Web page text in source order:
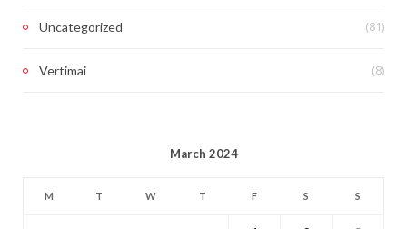
Uncategorized (81)
Vertimai (8)
March 2024
M T W T F S S